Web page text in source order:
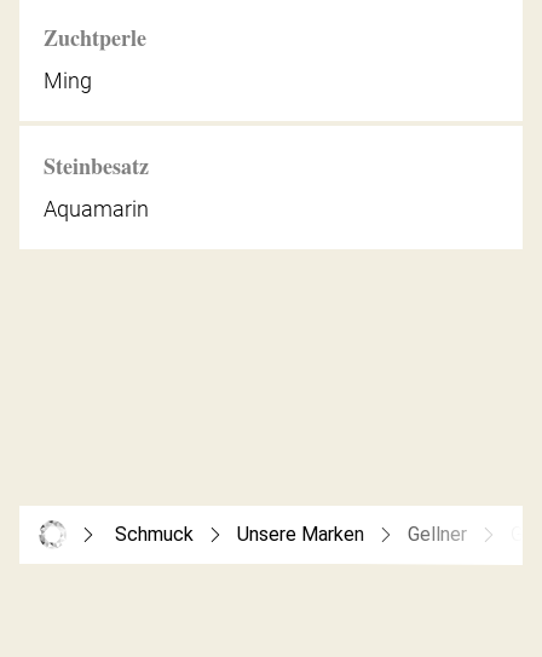
Zuchtperle
Ming
Steinbesatz
Aquamarin
Schmuck Unsere Marken Gellner